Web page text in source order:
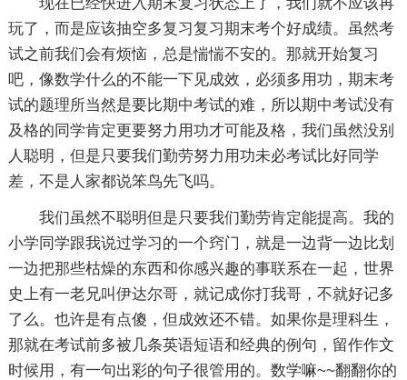
玩了，而是应该抽空多复习复习期末考个好成绩。虽然考
试之前我们会有烦恼，总是惴惴不安的。那就开始复习
吧，像数学什么的不能一下见成效，必须多用功，期末考
试的题理所当然是要比期中考试的难，所以期中考试没有
及格的同学肯定更要努力用功才可能及格，我们虽然没别
人聪明，但是只要我们勤劳努力用功未必考试比好同学
差，不是人家都说笨鸟先飞吗。
我们虽然不聪明但是只要我们勤劳肯定能提高。我的
小学同学跟我说过学习的一个窍门，就是一边背一边比划
一边把那些枯燥的东西和你感兴趣的事联系在一起，世界
史上有一老兄叫伊达尔哥，就记成你打我哥，不就好记多
了么。也许是有点傻，但成效还不错。如果你是理科生，
那就在考试前多被几条英语短语和经典的例句，留作作文
时候用，有一句出彩的句子很管用的。数学嘛~~翻翻你的